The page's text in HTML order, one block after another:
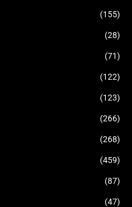
(155)
(28)
(71)
(122)
(123)
(266)
(268)
(459)
(87)
(47)